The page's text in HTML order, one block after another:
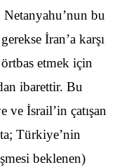
bu
İran’a karşı
örtbas etmek için
ibarettir. Bu
ve İsrail’in çatışan
Türkiye’nin
beklenen)